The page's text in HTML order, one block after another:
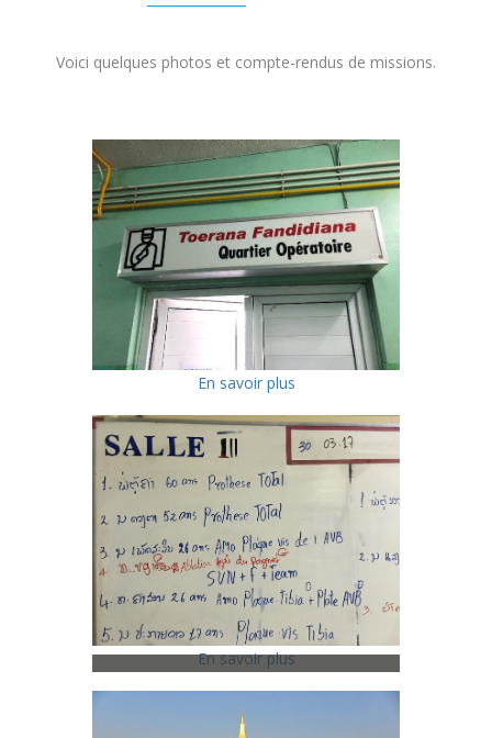
Voici quelques photos et compte-rendus de missions.
2019 - Madagascar
Septembre 2019
En savoir plus
2017 - Laos -
En savoir plus